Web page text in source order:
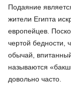
Подаяние
жители Египта
европейцев.
чертой бедности,
обычай,
называются
довольно часто.